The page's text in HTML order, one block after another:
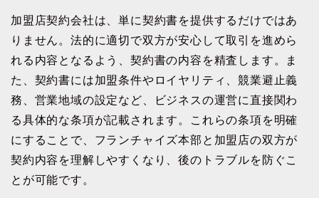
加盟店契約会社は、単に契約書を提供するだけではあ
りません。法的に適切で双方が安心して取引を進めら
れる内容となるよう、契約書の内容を精査します。ま
た、契約書には加盟条件やロイヤリティ、競業避止義
務、営業地域の設定など、ビジネスの運営に直接関わ
る具体的な条項が記載されます。これらの条項を明確
にすることで、フランチャイズ本部と加盟店の双方が
契約内容を理解しやすくなり、後のトラブルを防ぐこ
とが可能です。